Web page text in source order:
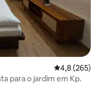
4,8 de uma
4,8 (265)
para o jardim em Kp.